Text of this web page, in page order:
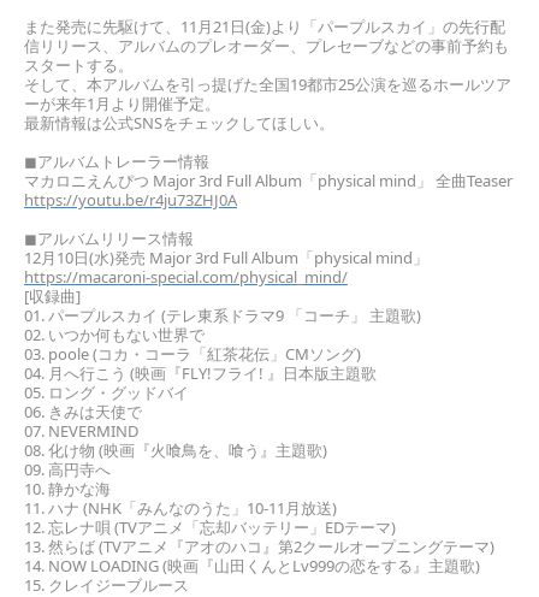
また発売に先駆けて、11月21日(金)より「パープルスカイ」の先行配
信リリース、アルバムのプレオーダー、プレセーブなどの事前予約も
スタートする。
そして、本アルバムを引っ提げた全国19都市25公演を巡るホールツア
ーが来年1月より開催予定。
最新情報は公式SNSをチェックしてほしい。
◼︎アルバムトレーラー情報
マカロニえんぴつ Major 3rd Full Album「physical mind」 全曲Teaser
https://youtu.be/r4ju73ZHJ0A
◼︎アルバムリリース情報
12月10日(水)発売 Major 3rd Full Album「physical mind」
https://macaroni-special.com/physical_mind/
[収録曲]
01. パープルスカイ (テレ東系ドラマ9 「コーチ」 主題歌)
02. いつか何もない世界で
03. poole (コカ・コーラ「紅茶花伝」CMソング)
04. 月へ行こう (映画『FLY!フライ! 』日本版主題歌
05. ロング・グッドバイ
06. きみは天使で
07. NEVERMIND
08. 化け物 (映画『火喰鳥を、喰う』主題歌)
09. 高円寺へ
10. 静かな海
11. ハナ (NHK「みんなのうた」10-11月放送)
12. 忘レナ唄 (TVアニメ「忘却バッテリー」EDテーマ)
13. 然らば (TVアニメ『アオのハコ』第2クールオープニングテーマ)
14. NOW LOADING (映画『山田くんとLv999の恋をする』主題歌)
15. クレイジーブルース